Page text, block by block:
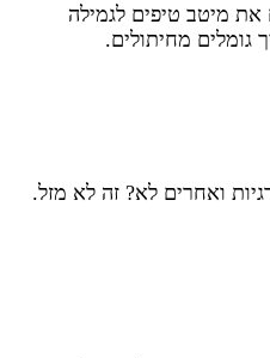
את מיטב טיפים לגמילה
גומלים מחיתולים.
ואחרים לא? זה לא מזל.